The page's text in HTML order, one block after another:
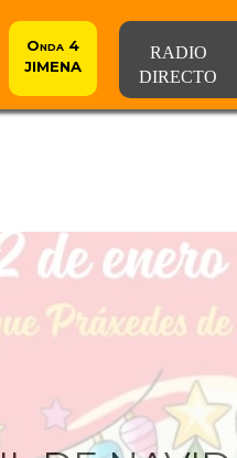
Onda 4
JIMENA